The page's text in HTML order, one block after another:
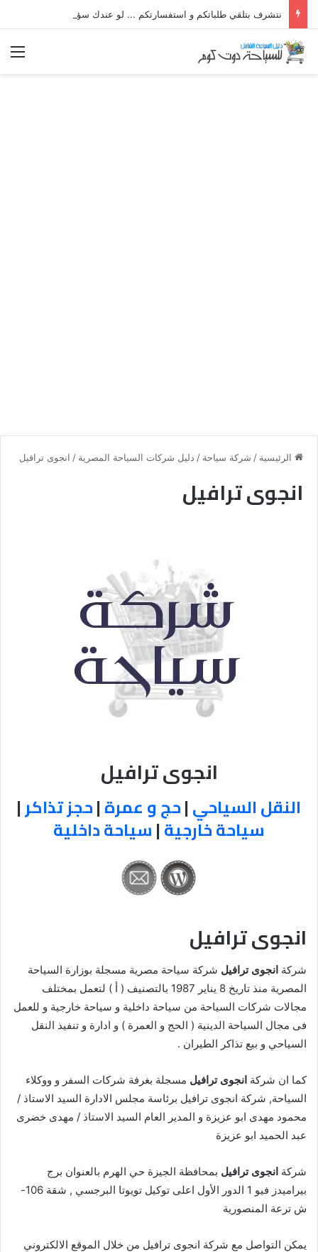
الرئيسية / شركة سياحة / دليل شركات السياحة المصرية / انجوى ترافيل
انجوى ترافيل
انجوى ترافيل
النقل السياحي|حج و عمرة|حجز تذاكر|
سياحة خارجية|سياحة داخلية
انجوى ترافيل
شركة انجوى ترافيل شركة سياحة مصرية مسجلة بوزارة السياحة
المصرية منذ تاريخ 8 يناير 1987 بالتصنيف ( أ ) لتعمل بمختلف
مجالات شركات السياحة من سياحة داخلية و سياحة خارجية و للعمل
فى مجال السياحة الدينية ( الحج و العمرة ) و ادارة و تنفيذ النقل
السياحي و بيع تذاكر الطيران .
كما ان شركة انجوى ترافيل مسجلة بغرفة شركات السفر و ووكلاء
السياحة, شركة انجوى ترافيل برئاسة مجلس الادارة السيد الاستاذ /
محمود مهدى ابو عزيزة و المدير العام السيد الاستاذ / مهدى خضرى
عبد الحميد ابو عزيزة
شركة انجوى ترافيل بمحافظة الجيزة حي الهرم بالعنوان برج
بيراميدز فيو 1 الدور الأول اعلى توكيل تويوتا البرجسي , شقة 106-
ش ترعة المنصورية
يمكن التواصل مع شركة انجوى ترافيل من خلال الموقع الالكتروني